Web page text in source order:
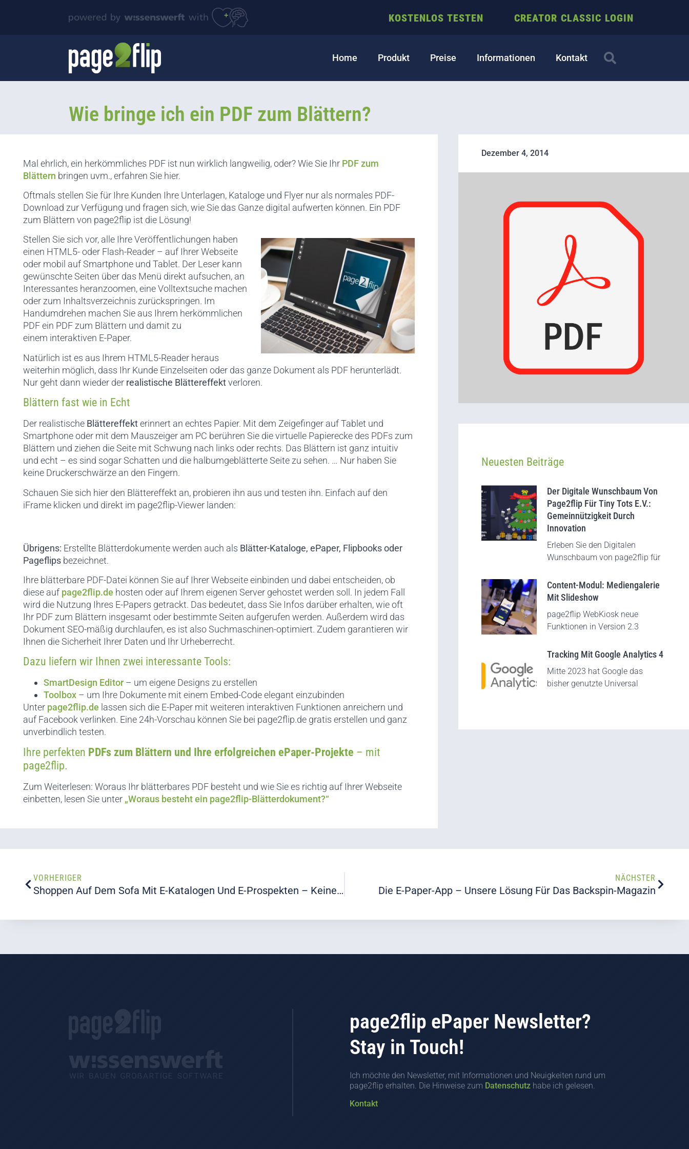
KOSTENLOS TESTEN CREATOR CLASSIC LOGIN
Home Produkt Preise Informationen Kontakt
Wie bringe ich ein PDF zum Blättern?
Mal ehrlich, ein herkömmliches PDF ist nun wirklich langweilig, oder? Wie Sie Ihr PDF zum
Blättern bringen uvm., erfahren Sie hier.
Oftmals stellen Sie für Ihre Kunden Ihre Unterlagen, Kataloge und Flyer nur als normales PDF-
Download zur Verfügung und fragen sich, wie Sie das Ganze digital aufwerten können. Ein PDF
zum Blättern von page2flip ist die Lösung!
Stellen Sie sich vor, alle Ihre Veröffentlichungen haben
einen HTML5- oder Flash-Reader – auf Ihrer Webseite
oder mobil auf Smartphone und Tablet. Der Leser kann
gewünschte Seiten über das Menü direkt aufsuchen, an
Interessantes heranzoomen, eine Volltextsuche machen
oder zum Inhaltsverzeichnis zurückspringen. Im
Handumdrehen machen Sie aus Ihrem herkömmlichen
PDF ein PDF zum Blättern und damit zu
einem interaktiven E-Paper.
Natürlich ist es aus Ihrem HTML5-Reader heraus
weiterhin möglich, dass Ihr Kunde Einzelseiten oder das ganze Dokument als PDF herunterlädt.
Nur geht dann wieder der realistische Blättereffektverloren.
Blättern fast wie in Echt
Der realistische Blättereffekterinnert an echtes Papier. Mit dem Zeigefinger auf Tablet und
Smartphone oder mit dem Mauszeiger am PC berühren Sie die virtuelle Papierecke des PDFs zum
Blättern und ziehen die Seite mit Schwung nach links oder rechts. Das Blättern ist ganz intuitiv
und echt – es sind sogar Schatten und die halbumgeblätterte Seite zu sehen. … Nur haben Sie
keine Druckerschwärze an den Fingern.
Schauen Sie sich hier den Blättereffekt an, probieren ihn aus und testen ihn. Einfach auf den
iFrame klicken und direkt im page2flip-Viewer landen:
Übrigens: Erstellte Blätterdokumente werden auch als Blätter-Kataloge, ePaper, Flipbooks oder
Pageflips bezeichnet.
Ihre blätterbare PDF-Datei können Sie auf Ihrer Webseite einbinden und dabei entscheiden, ob
diese auf page2flip.de hosten oder auf Ihrem eigenen Server gehostet werden soll. In jedem Fall
wird die Nutzung Ihres E-Papers getrackt. Das bedeutet, dass Sie Infos darüber erhalten, wie oft
Ihr PDF zum Blättern insgesamt oder bestimmte Seiten aufgerufen werden. Außerdem wird das
Dokument SEO-mäßig durchlaufen, es ist also Suchmaschinen-optimiert. Zudem garantieren wir
Ihnen die Sicherheit Ihrer Daten und Ihr Urheberrecht.
Dazu liefern wir Ihnen zwei interessante Tools:
SmartDesign Editor – um eigene Designs zu erstellen
Toolbox – um Ihre Dokumente mit einem Embed-Code elegant einzubinden
Unter page2flip.de lassen sich die E-Paper mit weiteren interaktiven Funktionen anreichern und
auf Facebook verlinken. Eine 24h-Vorschau können Sie bei page2flip.de gratis erstellen und ganz
unverbindlich testen.
Ihre perfekten PDFs zum Blättern und Ihre erfolgreichen ePaper-Projekte – mit
page2flip.
Zum Weiterlesen: Woraus Ihr blätterbares PDF besteht und wie Sie es richtig auf Ihrer Webseite
einbetten, lesen Sie unter „Woraus besteht ein page2flip-Blätterdokument?“
Dezember 4, 2014
Neuesten Beiträge
Der Digitale Wunschbaum Von
Page2flip Für Tiny Tots E.V.:
Gemeinnützigkeit Durch
Innovation
Erleben Sie den Digitalen
Wunschbaum von page2flip für
Content-Modul: Mediengalerie
Mit Slideshow
page2flip WebKiosk neue
Funktionen in Version 2.3
Tracking Mit Google Analytics 4
Mitte 2023 hat Google das
bisher genutzte Universal
VORHERIGER
Shoppen Auf Dem Sofa Mit E-Katalogen Und E-Prospekten – Keine Lust Auf Den Weihnachtsstress?
NÄCHSTER
Die E-Paper-App – Unsere Lösung Für Das Backspin-Magazin
page2flip ePaper Newsletter?
Stay in Touch!
Ich möchte den Newsletter, mit Informationen und Neuigkeiten rund um
page2flip erhalten. Die Hinweise zum Datenschutz habe ich gelesen.
Kontakt